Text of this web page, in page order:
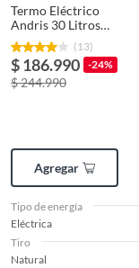
Termo Eléctrico
Andris 30 Litros
Italiano 1,5Kw
80°c ARISTON
(13)
$ 186.990 -24%
$ 244.990
Agregar
Tipo de energía
Eléctrica
Tiro
Natural